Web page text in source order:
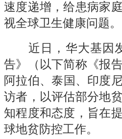
速度递增，给患病家
视全球卫生健康问题。
近日， 华大基因
告》（以下简称《报
阿拉伯、泰国、印度
访者，以评估部分地
知程度和态度，旨在
球地贫防控工作。